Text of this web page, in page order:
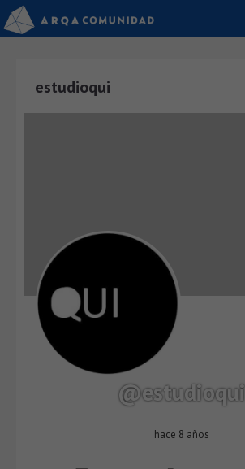
estudioqui
@estudioqui
hace 8 años